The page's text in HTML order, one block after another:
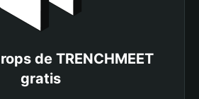
de TRENCHMEET
gratis